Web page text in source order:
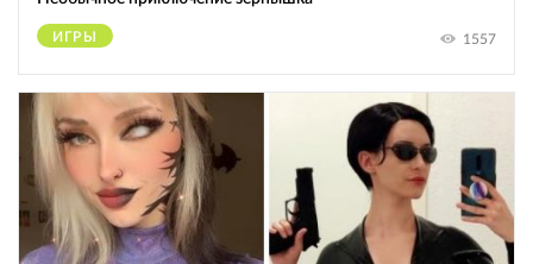
ИГРЫ 1557